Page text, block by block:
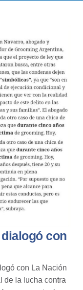
con
con La Nación
de la lucha contra